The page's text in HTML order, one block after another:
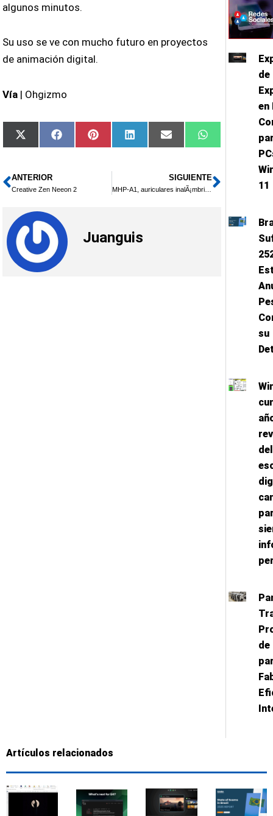
algunos minutos.
Su uso se ve con mucho futuro en proyectos
de animación digital.
Vía| Ohgizmo
Compartir
en
X
(Twitter)
Compartir
en
FacebookCompartir
en
PinterestCompartir
en
LinkedInCompartir
en
Email
Compartir
en
WhatsApp
Ant
ANTERIOR
Creative Zen Neeon 2
SIGUIENTE
MHP-A1, auriculares inalÃ¡mbricos de Onkyo
Juanguis
de
en
11
su
del
de
Artículos relacionados